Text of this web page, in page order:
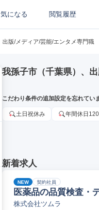
気になる 閲覧履歴
出版/メディア/芸能/エンタメ専門職
我孫子市（千葉県）、
こだわり条件の追加設定を忘れてい
土日祝休み 年間休日
新着求人
NEW 契約社員
医薬品の品質検査・
株式会社ツムラ